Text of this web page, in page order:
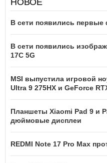
НОВОЕ
В сети появились первые
В сети появились
17C 5G
MSI выпустила игровой
Ultra 9 275HX и GeForce
Планшеты Xiaomi Pad 9 и
дюймовые дисплеи
REDMI Note 17 Pro Max